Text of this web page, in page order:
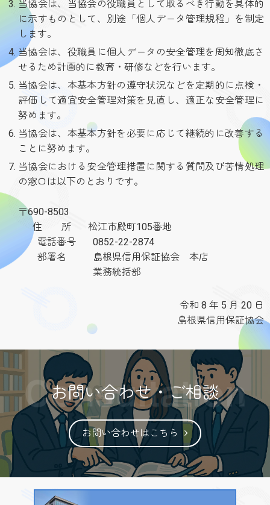
当協会は、当協会の役職員として取るべき行動を具体的
に示すものとして、別途「個人データ管理規程」を制定
します。
当協会は、役職員に個人データの安全管理を周知徹底さ
せるため計画的に教育・研修などを行います。
当協会は、本基本方針の遵守状況などを定期的に点検・
評価して適宜安全管理対策を見直し、適正な安全管理に
努めます。
当協会は、本基本方針を必要に応じて継続的に改善する
ことに努めます。
当協会における安全管理措置に関する質問及び苦情処理
の窓口は以下のとおりです。
〒690-8503
住 所 松江市殿町105番地
電話番号 0852-22-2874
部署名 島根県信用保証協会 本店
業務統括部
令和 8 年 5 月 20 日
島根県信用保証協会
お問い合わせ・ご相談
お問い合わせはこちら